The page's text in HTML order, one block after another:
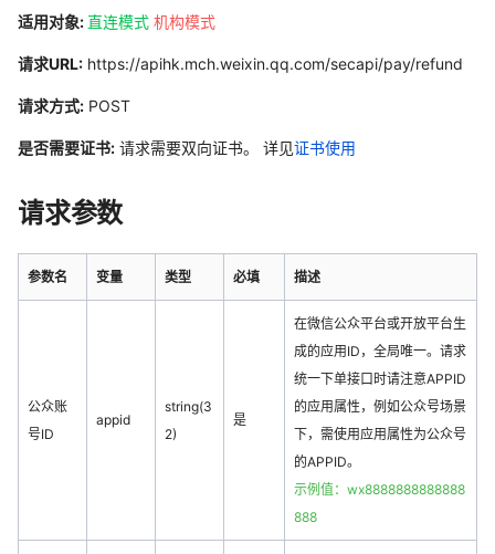
适用对象: 直连模式 机构模式
请求URL: https://apihk.mch.weixin.qq.com/secapi/pay/refund
请求方式: POST
是否需要证书: 请求需要双向证书。 详见证书使用
请求参数
参数名 变量 类型 必填 描述
公众账
号ID
appid
string(3
2)
是
在微信公众平台或开放平台生
成的应用ID，全局唯一。请求
统一下单接口时请注意APPID
的应用属性，例如公众号场景
下，需使用应用属性为公众号
的APPID。
示例值：wx8888888888888
888